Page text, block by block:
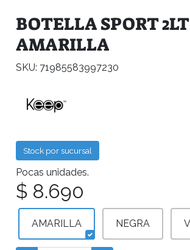
BOTELLA SPORT
AMARILLA
SKU: 71985583997230
Stock por sucursal
Pocas unidades.
$ 8.690
AMARILLA NEGRA